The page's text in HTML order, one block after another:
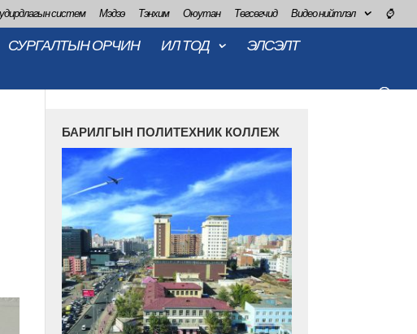
систем Мэдээ Тэнхим Оюутан Төгсөгчид Видео нийтлэл ⌚
СУРГАЛТЫН ОРЧИН ИЛ ТОД
ЭЛСЭЛТ
БАРИЛГЫН ПОЛИТЕХНИК КОЛЛЕЖ